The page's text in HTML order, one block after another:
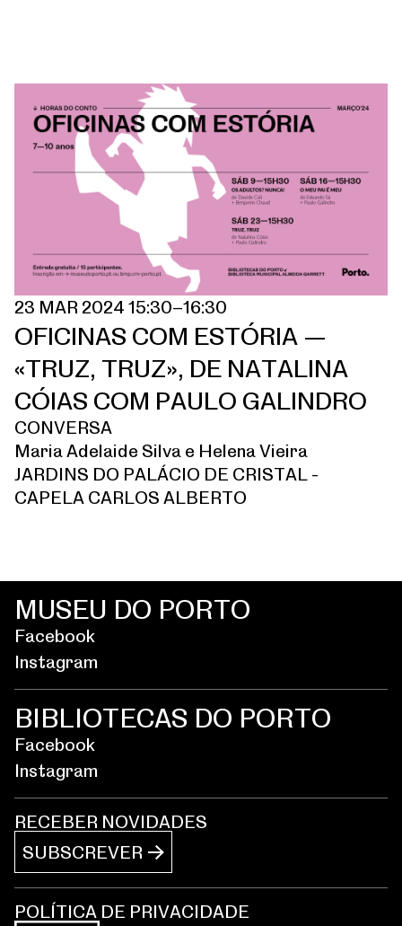
23 MAR 2024 15:30–16:30
OFICINAS COM ESTÓRIA —
«TRUZ, TRUZ», DE NATALINA
CÓIAS COM PAULO GALINDRO
CONVERSA
Maria Adelaide Silva e Helena Vieira
JARDINS DO PALÁCIO DE CRISTAL -
CAPELA CARLOS ALBERTO
MUSEU DO PORTO
Facebook
Instagram
BIBLIOTECAS DO PORTO
Facebook
Instagram
RECEBER NOVIDADES
SUBSCREVER
POLÍTICA DE PRIVACIDADE